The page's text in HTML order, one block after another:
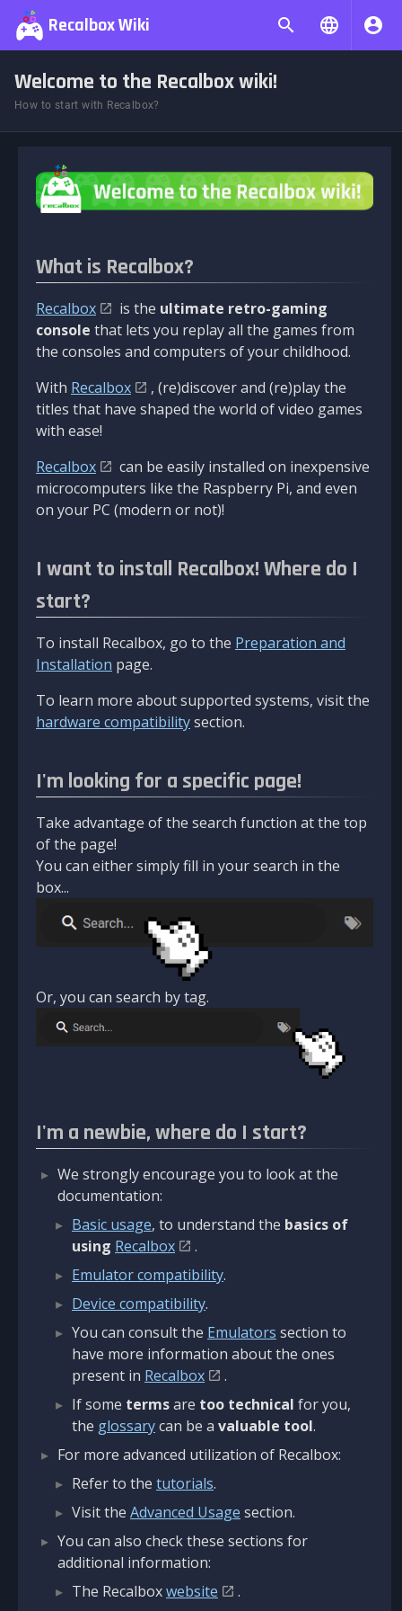
Recalbox Wiki
Welcome to the Recalbox wiki!
How to start with Recalbox?
What is Recalbox?
Recalbox is the ultimate retro-gaming
console that lets you replay all the games from
the consoles and computers of your childhood.
With Recalbox
, (re)discover and (re)play the
titles that have shaped the world of video games
with ease!
Recalbox
can be easily installed on inexpensive
microcomputers like the Raspberry Pi, and even
on your PC (modern or not)!
I want to install Recalbox! Where do I
start?
To install Recalbox, go to the Preparation and
Installation page.
To learn more about supported systems, visit the
hardware compatibilitysection.
I'm looking for a specific page!
Take advantage of the search function at the top
of the page!
You can either simply fill in your search in the
box...
Or, you can search by tag.
I'm a newbie, where do I start?
We strongly encourage you to look at the
documentation:
Basic usage, to understand the basics of
using Recalbox
.
Emulator compatibility.
Device compatibility.
You can consult the Emulators section to
have more information about the ones
present in Recalbox
.
If some termsare too technical for you,
the glossarycan be a valuable tool.
For more advanced utilization of Recalbox:
Refer to the tutorials.
Visit the Advanced Usage section.
You can also check these sections for
additional information:
The Recalboxwebsite
.